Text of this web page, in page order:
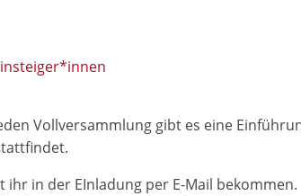
Vollversammlung gibt es eine
ihr in der EInladung per E-Mail bekommen.